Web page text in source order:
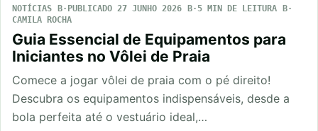
NOTÍCIAS PUBLICADO 27 JUNHO 2026
5 MIN DE LEITURA
CAMILA ROCHA
Guia Essencial de Equipamentos para
Iniciantes no Vôlei de Praia
Comece a jogar vôlei de praia com o pé direito!
Descubra os equipamentos indispensáveis, desde a
bola perfeita até o vestuário ideal,…